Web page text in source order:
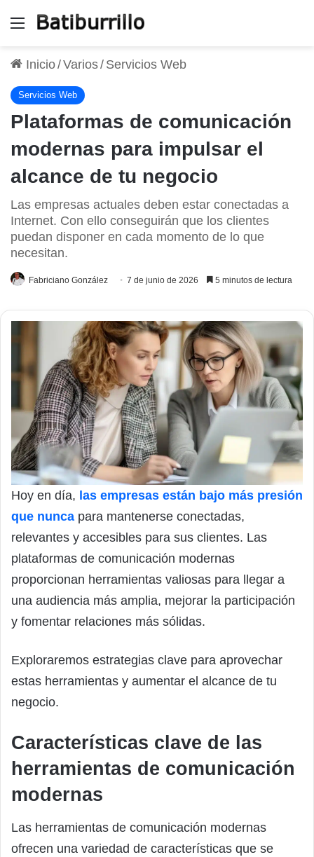
Menú
Inicio/Varios/ Servicios Web
Servicios Web
Plataformas de comunicación
modernas para impulsar el
alcance de tu negocio
Las empresas actuales deben estar conectadas a
Internet. Con ello conseguirán que los clientes
puedan disponer en cada momento de lo que
necesitan.
Fabriciano González 7 de junio de 2026 5 minutos de lectura
Hoy en día, las empresas están bajo más presión
que nunca para mantenerse conectadas,
relevantes y accesibles para sus clientes. Las
plataformas de comunicación modernas
proporcionan herramientas valiosas para llegar a
una audiencia más amplia, mejorar la participación
y fomentar relaciones más sólidas.
Exploraremos estrategias clave para aprovechar
estas herramientas y aumentar el alcance de tu
negocio.
Características clave de las
herramientas de comunicación
modernas
Las herramientas de comunicación modernas
ofrecen una variedad de características que se